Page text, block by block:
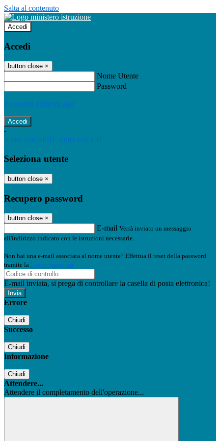
Salta al contenuto
Accedi
Accedi
button close ×
Nome Utente
Password
Password dimenticata?
-
Entra con SPID Entra con CIE
Seleziona utente
button close ×
Recupero password
button close ×
E-mail Verrà inviato un messaggio
all'indirizzo indicato con le istruzioni necessarie.
Non hai una e-mail associata al nome utente? Effettua il reset della password
tramite la Login Spaggiari
E-mail inviata, si prega di controllare la casella di posta elettronica!
Errore
Chiudi
Successo
Chiudi
Informazione
Chiudi
Attendere...
Attendere il completamento dell'operazione...